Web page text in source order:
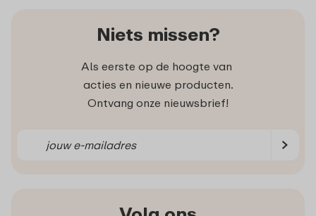
Niets missen?
Als eerste op de hoogte van
acties en nieuwe producten.
Ontvang onze nieuwsbrief!